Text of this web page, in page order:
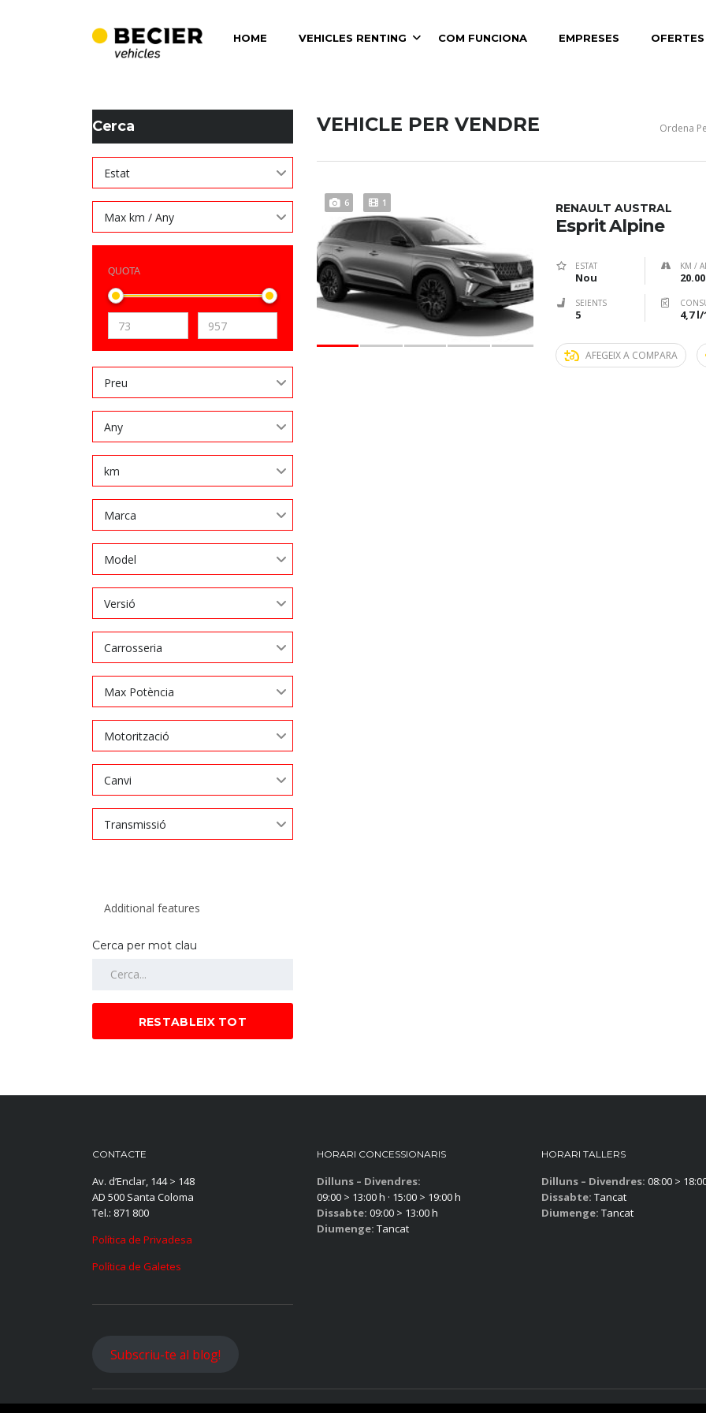
HOME VEHICLES RENTING COM FUNCIONA EMPRESES
BECIER MOBILITAT
Cerca
Estat
Max km / Any
QUOTA
Preu
Any
km
Marca
Model
Versió
Carrosseria
Max Potència
Motorització
Canvi
Transmissió
Cerca per mot clau
RESTABLEIX TOT
VEHICLE PER VENDRE Ordena
6 1 RENAULT AUSTRAL
Esprit Alpine
ESTAT
Nou
KM /
SEIENTS
5 4,7
AFEGEIX A COMPARA
CONTACTE
Av. d’Enclar, 144 > 148
AD 500 Santa Coloma
Tel.: 871 800
Política de Privadesa
Política de Galetes
HORARI CONCESSIONARIS
Dilluns – Divendres:
09:00 > 13:00 h · 15:00 > 19:00 h
Dissabte: 09:00 > 13:00 h
Diumenge: Tancat
HORARI TALLERS
Dilluns – Divendres: 08:00 >
Dissabte: Tancat
Diumenge: Tancat
Subscriu-te al blog!